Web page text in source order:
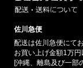
佐川急便
配送は佐川急便にて
お買い上げ金額1万
[沖縄、離島及び一部